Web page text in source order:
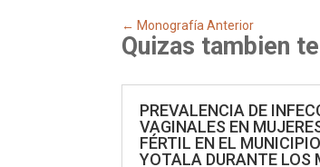
← Monografía Anterior
Quizas tambien
PREVALENCIA DE
VAGINALES EN
FÉRTIL EN EL
YOTALA DURANTE LOS